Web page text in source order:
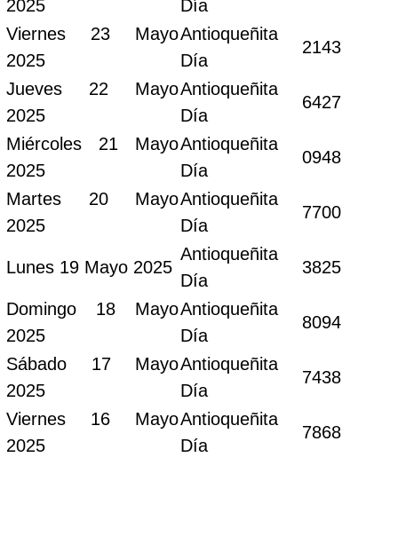
2025
Día
Viernes 23 Mayo
2025
Antioqueñita
Día
2143
Jueves 22 Mayo
2025
Antioqueñita
Día
6427
Miércoles 21 Mayo
2025
Antioqueñita
Día
0948
Martes 20 Mayo
2025
Antioqueñita
Día
7700
Lunes 19 Mayo 2025
Antioqueñita
Día
3825
Domingo 18 Mayo
2025
Antioqueñita
Día
8094
Sábado 17 Mayo
2025
Antioqueñita
Día
7438
Viernes 16 Mayo
2025
Antioqueñita
Día
7868